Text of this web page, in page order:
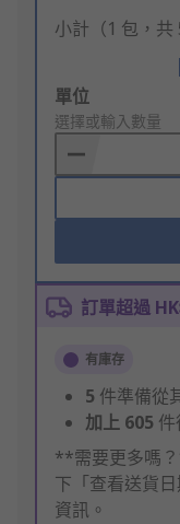
小計（1 包，共
Add
to
Basket
單位
選擇或輸入數量
訂單超過
有庫存
5 件準備從
加上 605 件
**需要更多嗎
下「查看送貨
資訊。